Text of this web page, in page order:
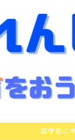
就学前に